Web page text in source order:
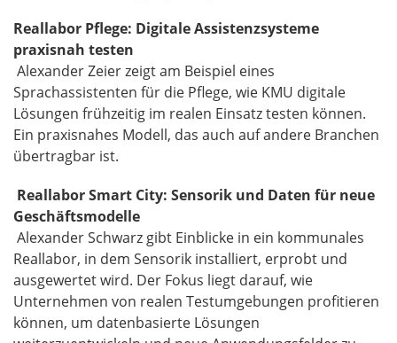
Reallabor Pflege: Digitale Assistenzsysteme
praxisnah testen
Alexander Zeier zeigt am Beispiel eines
Sprachassistenten für die Pflege, wie KMU digitale
Lösungen frühzeitig im realen Einsatz testen können.
Ein praxisnahes Modell, das auch auf andere Branchen
übertragbar ist.
Reallabor Smart City: Sensorik und Daten für neue
Geschäftsmodelle
Alexander Schwarz gibt Einblicke in ein kommunales
Reallabor, in dem Sensorik installiert, erprobt und
ausgewertet wird. Der Fokus liegt darauf, wie
Unternehmen von realen Testumgebungen profitieren
können, um datenbasierte Lösungen